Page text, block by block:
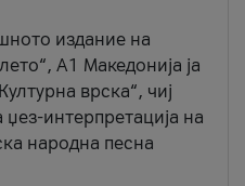
издание на
А1 Македонија ја
врска“, чиј
интерпретација на
народна песна